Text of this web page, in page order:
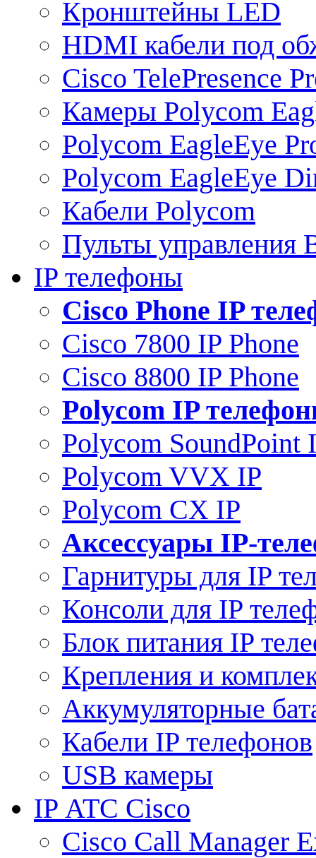
Кронштейны LED
HDMI кабели под
Cisco TelePresence
Камеры Polycom
Polycom EagleEye
Polycom EagleEye
Кабели Polycom
Пульты управления
IP телефоны
Сisco Phone IP
Cisco 7800 IP Phone
Cisco 8800 IP Phone
Polycom IP
Polycom SoundPoint
Polycom VVX IP
Polycom CX IP
Аксессуары IP-
Гарнитуры для IP
Консоли для IP
Блок питания IP
Крепления и
Аккумуляторные
Кабели IP телефонов
USB камеры
IP АТС Cisco
Cisco Call Manager